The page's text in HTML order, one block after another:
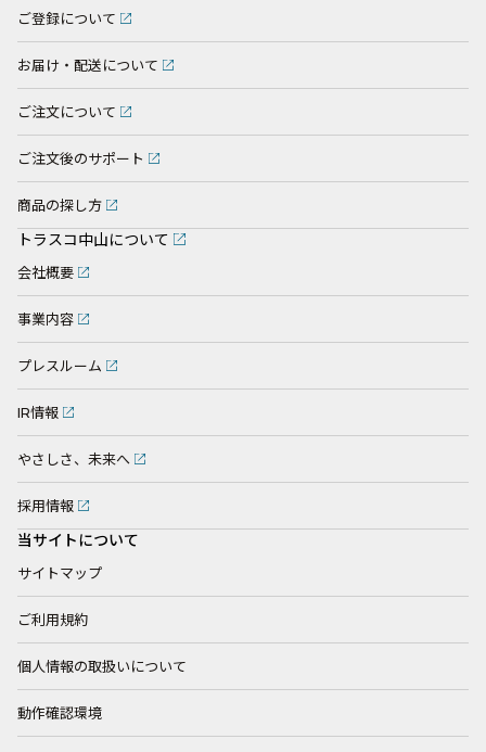
ご登録について
お届け・配送について
ご注文について
ご注文後のサポート
商品の探し方
トラスコ中山について
会社概要
事業内容
プレスルーム
IR情報
やさしさ、未来へ
採用情報
当サイトについて
サイトマップ
ご利用規約
個人情報の取扱いについて
動作確認環境